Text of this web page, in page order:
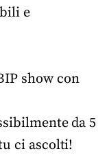
e
show con
da 5
ci ascolti!